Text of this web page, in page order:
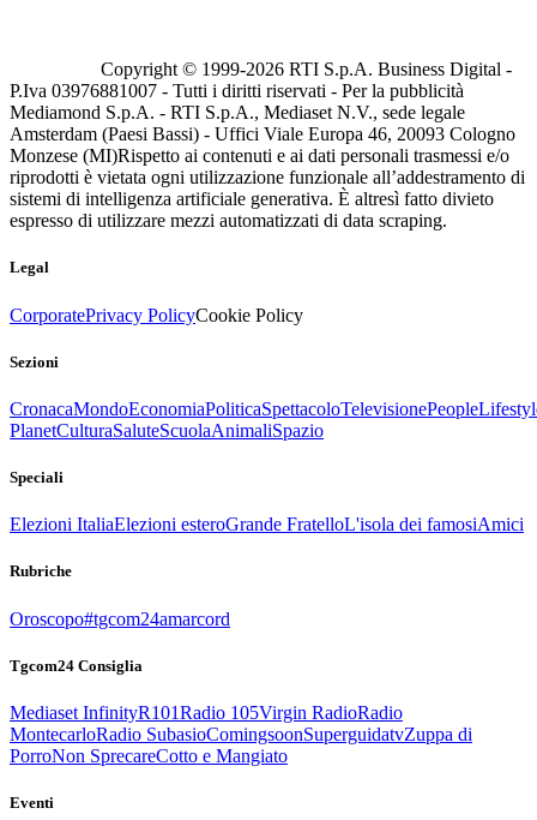
Copyright © 1999-2026 RTI S.p.A. Business Digital -
P.Iva 03976881007 - Tutti i diritti riservati - Per la pubblicità
Mediamond S.p.A. - RTI S.p.A., Mediaset N.V., sede legale
Amsterdam (Paesi Bassi) - Uffici Viale Europa 46, 20093 Cologno
Monzese (MI)Rispetto ai contenuti e ai dati personali trasmessi e/o
riprodotti è vietata ogni utilizzazione funzionale all’addestramento di
sistemi di intelligenza artificiale generativa. È altresì fatto divieto
espresso di utilizzare mezzi automatizzati di data scraping.
Legal
CorporatePrivacy PolicyCookie Policy
Sezioni
CronacaMondoEconomiaPoliticaSpettacoloTelevisionePeople
PlanetCulturaSaluteScuolaAnimaliSpazio
Speciali
Elezioni ItaliaElezioni esteroGrande FratelloL'isola dei famosiAmici
Rubriche
Oroscopo#tgcom24amarcord
Tgcom24 Consiglia
Mediaset InfinityR101Radio 105Virgin RadioRadio
MontecarloRadio SubasioComingsoonSuperguidatvZuppa di
PorroNon SprecareCotto e Mangiato
Eventi